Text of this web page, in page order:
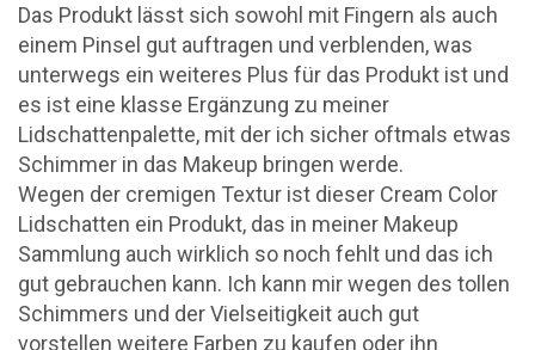
Das Produkt lässt sich sowohl mit Fingern als auch
einem Pinsel gut auftragen und verblenden, was
unterwegs ein weiteres Plus für das Produkt ist und
es ist eine klasse Ergänzung zu meiner
Lidschattenpalette, mit der ich sicher oftmals etwas
Schimmer in das Makeup bringen werde.
Wegen der cremigen Textur ist dieser Cream Color
Lidschatten ein Produkt, das in meiner Makeup
Sammlung auch wirklich so noch fehlt und das ich
gut gebrauchen kann. Ich kann mir wegen des tollen
Schimmers und der Vielseitigkeit auch gut
vorstellen weitere Farben zu kaufen oder ihn